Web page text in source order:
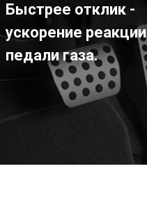
Быстрее отклик -
ускорение реакции
педали газа.